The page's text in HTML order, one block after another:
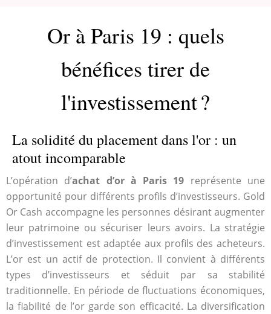
Or à Paris 19 : quels
bénéfices tirer de
l'investissement ?
La solidité du placement dans l'or : un
atout incomparable
L’opération d’achat d’or à Paris 19 représente une
opportunité pour différents profils d’investisseurs. Gold
Or Cash accompagne les personnes désirant augmenter
leur patrimoine ou sécuriser leurs avoirs. La stratégie
d’investissement est adaptée aux profils des acheteurs.
L’or est un actif de protection. Il convient à différents
types d’investisseurs et séduit par sa stabilité
traditionnelle. En période de fluctuations économiques,
la fiabilité de l’or garde son efficacité. La diversification